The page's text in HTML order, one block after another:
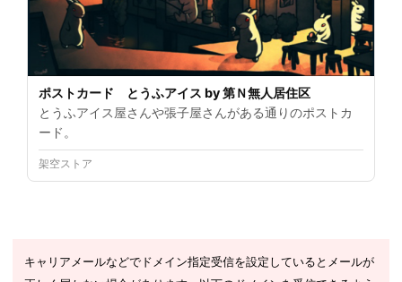
ポストカード とうふアイス by 第Ｎ無人居住区
とうふアイス屋さんや張子屋さんがある通りのポストカ
ード。
架空ストア
キャリアメールなどでドメイン指定受信を設定しているとメールが